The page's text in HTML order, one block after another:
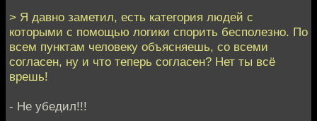
> Я давно заметил, есть категория людей с
которыми с помощью логики спорить бесполезно. По
всем пунктам человеку объясняешь, со всеми
согласен, ну и что теперь согласен? Нет ты всё
врешь!
- Не убедил!!!